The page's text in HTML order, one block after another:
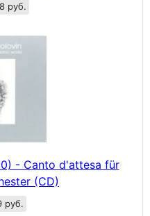
руб.
- Canto d'attesa für
(CD)
руб.